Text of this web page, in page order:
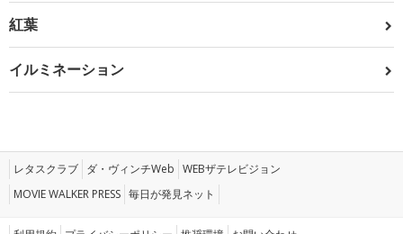
紅葉
イルミネーション
レタスクラブ ダ・ヴィンチWeb WEBザテレビジョン
MOVIE WALKER PRESS 毎日が発見ネット